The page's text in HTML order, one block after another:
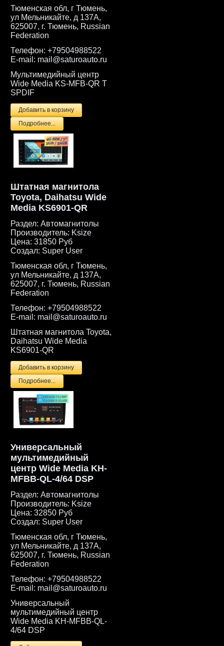
Тюменская обл, г Тюмень,
ул Мельникайте, д 137А,
625007, г. Тюмень, Russian
Federation
Телефон:+79504988522
E-mail: mail@saturoauto.ru
Мультимедийный центр
Wide Media KS-MFB-QR T
SPDIF
Подробнее...
Штатная магнитола
Toyota, Daihatsu Wide
Media KS6901-QR
Раздел:Автомагнитолы
Производитель: Ksize
Цена:31850 Руб
Создал: Super User
Тюменская обл, г Тюмень,
ул Мельникайте, д 137А,
625007, г. Тюмень, Russian
Federation
Телефон:+79504988522
E-mail: mail@saturoauto.ru
Штатная магнитола Toyota,
Daihatsu Wide Media
KS6901-QR
Подробнее...
Универсальный
мультимедийный
центр Wide Media KH-
MFBB-QL-4/64 DSP
Раздел:Автомагнитолы
Производитель: Ksize
Цена:32850 Руб
Создал: Super User
Тюменская обл, г Тюмень,
ул Мельникайте, д 137А,
625007, г. Тюмень, Russian
Federation
Телефон:+79504988522
E-mail: mail@saturoauto.ru
Универсальный
мультимедийный центр
Wide Media KH-MFBB-QL-
4/64 DSP